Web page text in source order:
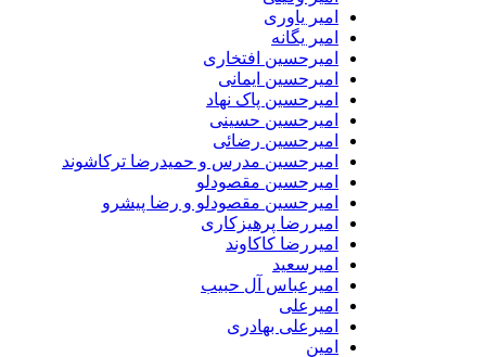
امیر یاوری
امیر یگانه
امیرحسین افتخاری
امیرحسین ایمانی
امیرحسین پاک نهاد
امیرحسین حسینی
امیرحسین رضائی
امیرحسین مدرس و حمیدرضا ترکاشوند
امیرحسین مقصودلو
امیرحسین مقصودلو و رضا پیشرو
امیررضا پرهیزکاری
امیررضا کاکاوند
امیرسعید
امیرعباس آل حبیب
امیرعلی
امیرعلی بهادری